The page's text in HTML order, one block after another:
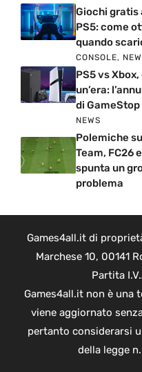
Giochi gratis
PS5: come
quando
CONSOLE,
PS5 vs
un’era:
di GameStop
NEWS
Polemiche
Team, FC26
spunta un
problema
Games4all.it di
Marchese 10, 00141
Partita
Games4all.it non è una
viene aggiornato
pertanto considerarsi
della legge